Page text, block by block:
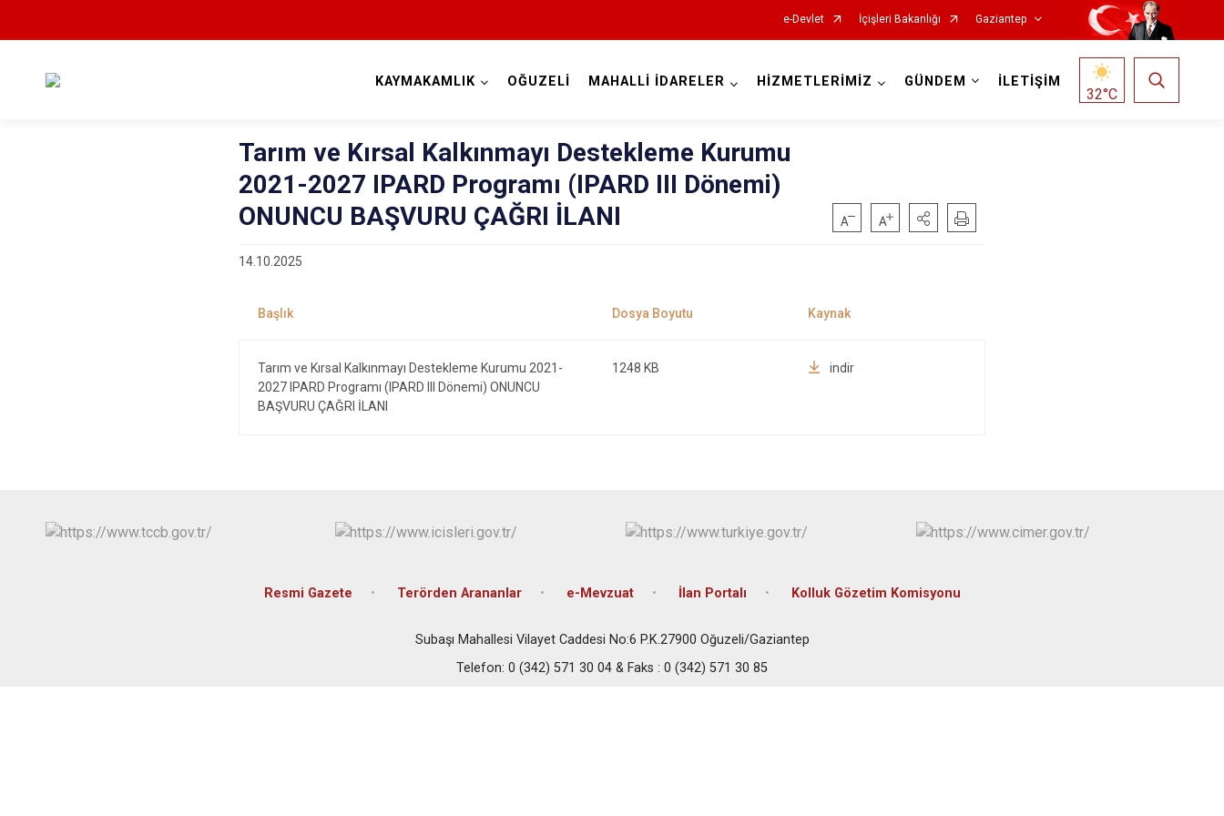
e-Devlet İçişleri Bakanlığı Gaziantep
KAYMAKAMLIK OĞUZELİ MAHALLİ İDARELER HİZMETLERİMİZ GÜNDEM İLETİŞİM
32°C
Tarım ve Kırsal Kalkınmayı Destekleme Kurumu
2021-2027 IPARD Programı (IPARD III Dönemi)
ONUNCU BAŞVURU ÇAĞRI İLANI
14.10.2025
Tarım ve Kırsal Kalkınmayı Destekleme Kurumu 2021-
2027 IPARD Programı (IPARD III Dönemi) ONUNCU
BAŞVURU ÇAĞRI İLANI
1248 KB indir
Resmi Gazete Terörden Arananlar e-Mevzuat İlan Portalı Kolluk Gözetim Komisyonu
Subaşı Mahallesi Vilayet Caddesi No:6 P.K.27900 Oğuzeli/Gaziantep
Telefon: 0 (342) 571 30 04 & Faks : 0 (342) 571 30 85